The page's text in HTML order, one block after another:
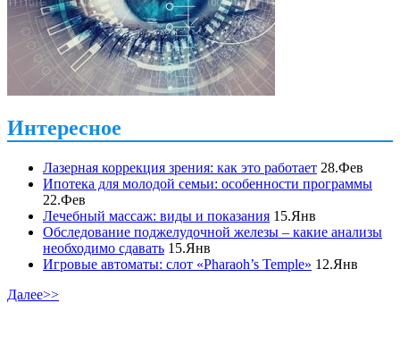
Интересное
Лазерная коррекция зрения: как это работает 28.Фев
Ипотека для молодой семьи: особенности программы
22.Фев
Лечебный массаж: виды и показания 15.Янв
Обследование поджелудочной железы – какие анализы
необходимо сдавать 15.Янв
Игровые автоматы: слот «Pharaoh’s Temple» 12.Янв
Далее>>